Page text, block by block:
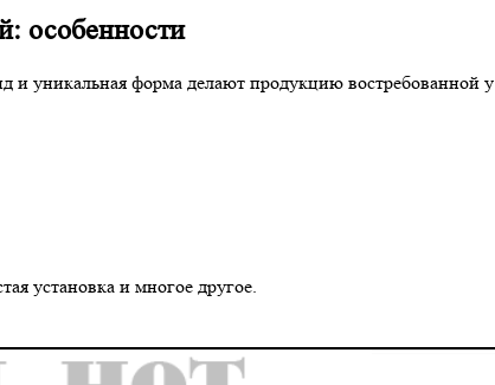
особенности
уникальная форма делают продукцию востребованной у
установка и многое другое.